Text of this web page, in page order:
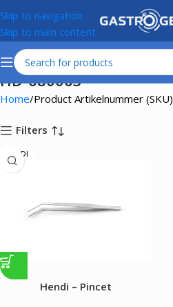
Skip to navigation
Skip to main content
HD-680063
Home Product Artikelnummer (SKU)
Filters
HENDI
Hendi – Pincet